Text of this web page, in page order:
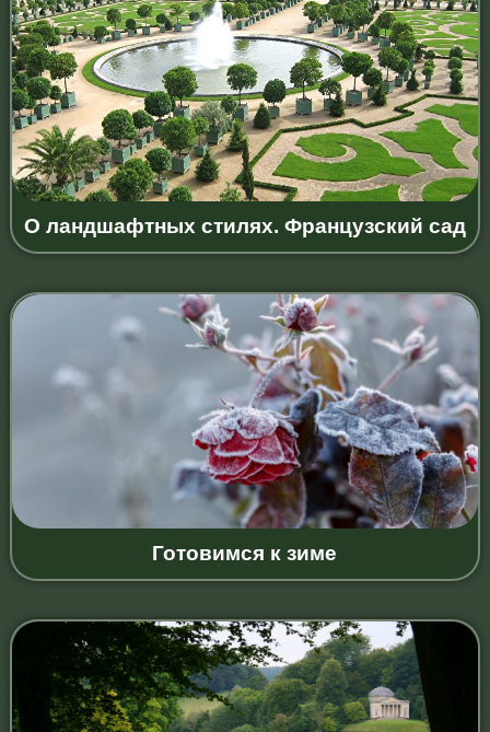
О ландшафтных стилях. Французский сад
Готовимся к зиме